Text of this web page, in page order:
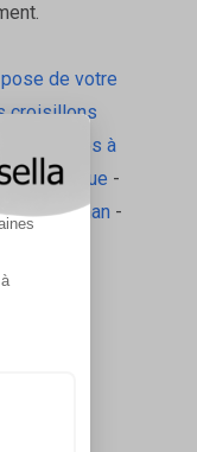
de votre
croisillons
Les plinthes à
écologique -
Brugman -